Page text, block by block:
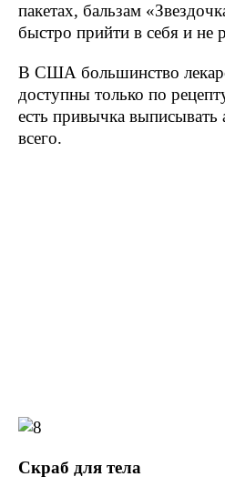
пакетах, бальзам
быстро прийти в себя и не
В США большинство
доступны только по
есть привычка выписывать
всего.
Скраб для тела